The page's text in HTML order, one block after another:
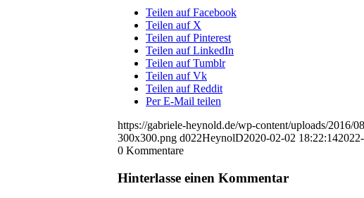
Teilen auf Facebook
Teilen auf X
Teilen auf Pinterest
Teilen auf LinkedIn
Teilen auf Tumblr
Teilen auf Vk
Teilen auf Reddit
Per E-Mail teilen
https://gabriele-heynold.de/wp-content/uploads/2016/
300x300.png d022HeynolD2020-02-02 18:22:14
0 Kommentare
Hinterlasse einen Kommentar